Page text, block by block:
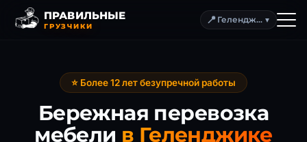
ПРАВИЛЬНЫЕ
ГРУЗЧИКИ 📍 Геленджик▼
⭐ Более 12 лет безупречной работы
Бережная перевозка
мебели в Геленджике